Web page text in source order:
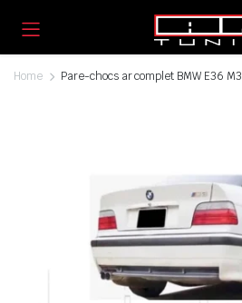
Home Pare-chocs ar complet BMW E36 M3